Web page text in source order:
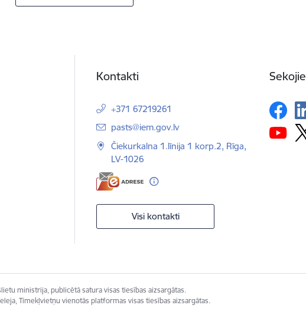
Kontakti
+371 67219261
E-pasts:
pasts@iem.gov.lv
Čiekurkalna 1.līnija 1 korp.2, Rīga,
LV-1026
Visi kontakti
ministrija, publicētā satura visas tiesības aizsargātas.
Tīmekļvietņu vienotās platformas visas tiesības aizsargātas.